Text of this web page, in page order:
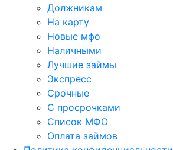
Должникам
На карту
Новые мфо
Наличными
Лучшие займы
Экспресс
Срочные
С просрочками
Список МФО
Оплата займов